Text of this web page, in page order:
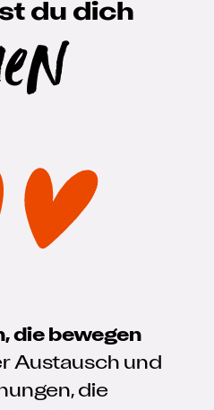
du dich
die bewegen
Austausch und
die